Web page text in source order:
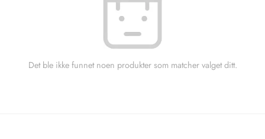
Det ble ikke funnet noen produkter som matcher valget ditt.